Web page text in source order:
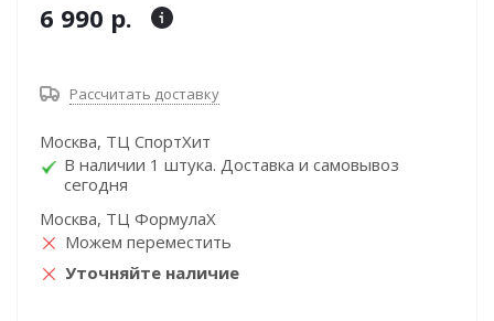
6 990 р.
Рассчитать доставку
Москва, ТЦ СпортХит
В наличии 1 штука. Доставка и самовывоз
сегодня
Москва, ТЦ ФормулаХ
Можем переместить
Уточняйте наличие